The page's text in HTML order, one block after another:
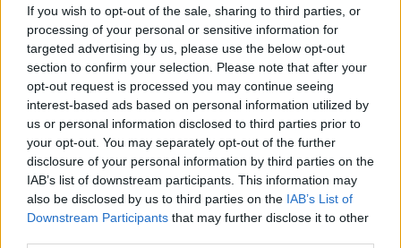
If you wish to opt-out of the sale, sharing to third parties, or
processing of your personal or sensitive information for
targeted advertising by us, please use the below opt-out
section to confirm your selection. Please note that after your
opt-out request is processed you may continue seeing
interest-based ads based on personal information utilized by
us or personal information disclosed to third parties prior to
your opt-out. You may separately opt-out of the further
disclosure of your personal information by third parties on the
IAB’s list of downstream participants. This information may
also be disclosed by us to third parties on the IAB’s List of
Downstream Participants that may further disclose it to other
Herlig skifølelse. Livlig spenn. For erfarne løpere
med god teknikk er det lett å trå skien ned. Rask og
lett.
Rossignol X-Ium R-Skin
Salomon S/Max Eskin
Trivelig lettgått ski for nybegynnere så vel som
erfarne skiløpere. Kjennes stabil i sporet. Bygget